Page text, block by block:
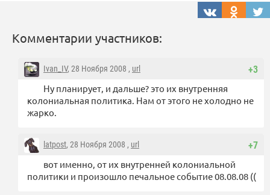
Комментарии участников:
+3
Ivan_IV, 28 Ноября 2008 , url
Ну планирует, и дальше? это их внутренняя
колониальная политика. Нам от этого не холодно не
жарко.
+7
latpost, 28 Ноября 2008 , url
вот именно, от их внутренней колониальной
политики и произошло печальное событие 08.08.08 ((